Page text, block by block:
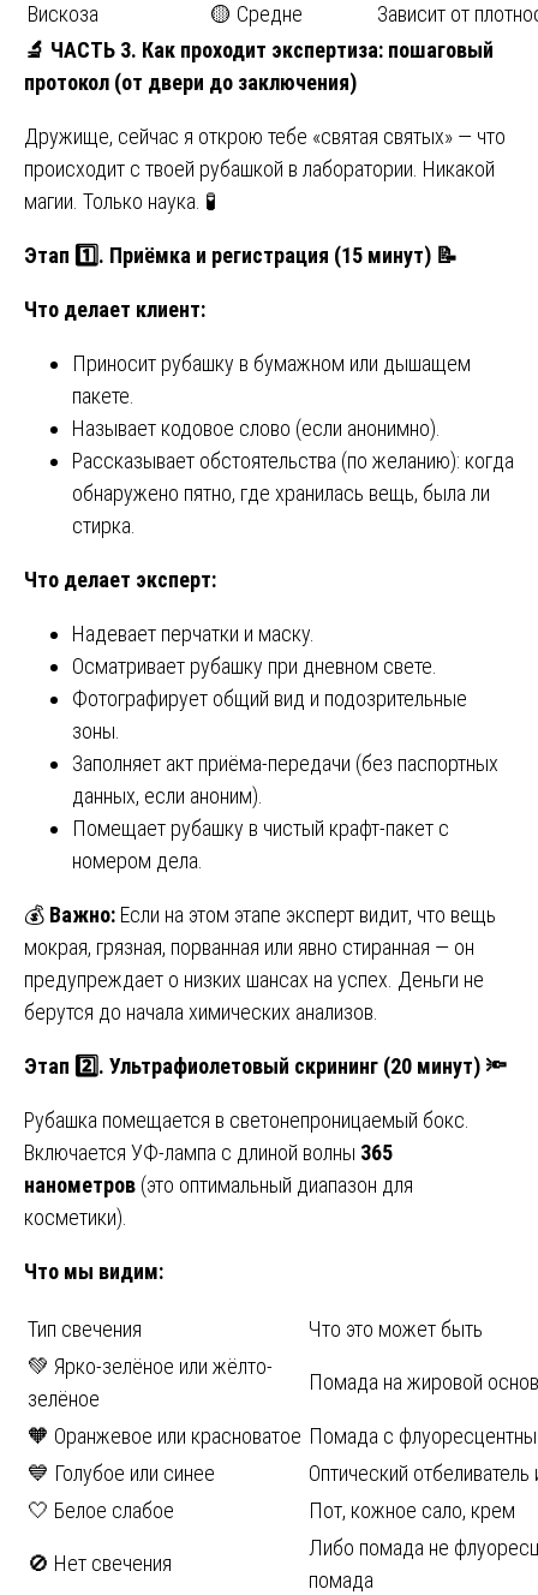
Вискоза
🟡 Средне
Зависит от
🔬 ЧАСТЬ 3. Как проходит экспертиза: пошаговый
протокол (от двери до заключения)
Дружище, сейчас я открою тебе «святая святых» — что
происходит с твоей рубашкой в лаборатории. Никакой
магии. Только наука. 🧪
Этап 1️⃣. Приёмка и регистрация (15 минут) 📝
Что делает клиент:
Приносит рубашку в бумажном или дышащем
пакете.
Называет кодовое слово (если анонимно).
Рассказывает обстоятельства (по желанию): когда
обнаружено пятно, где хранилась вещь, была ли
стирка.
Что делает эксперт:
Надевает перчатки и маску.
Осматривает рубашку при дневном свете.
Фотографирует общий вид и подозрительные
зоны.
Заполняет акт приёма-передачи (без паспортных
данных, если аноним).
Помещает рубашку в чистый крафт-пакет с
номером дела.
💰 Важно: Если на этом этапе эксперт видит, что вещь
мокрая, грязная, порванная или явно стиранная — он
предупреждает о низких шансах на успех. Деньги не
берутся до начала химических анализов.
Этап 2️⃣. Ультрафиолетовый скрининг (20 минут) 🔦
Рубашка помещается в светонепроницаемый бокс.
Включается УФ-лампа с длиной волны 365
нанометров (это оптимальный диапазон для
косметики).
Что мы видим:
Тип свечения
Что это может быть
💚 Ярко-зелёное или жёлто-
зелёное
Помада на жировой
🧡 Оранжевое или красноватое Помада с
💙 Голубое или синее
Оптический
🤍 Белое слабое
Пот, кожное сало, крем
🚫 Нет свечения
Либо помада не
помада